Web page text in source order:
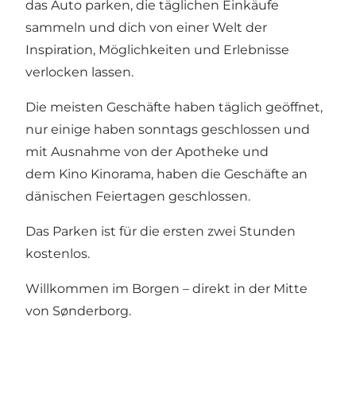
das Auto parken, die täglichen Einkäufe
sammeln und dich von einer Welt der
Inspiration, Möglichkeiten und Erlebnisse
verlocken lassen.
Die meisten Geschäfte haben täglich geöffnet,
nur einige haben sonntags geschlossen und
mit Ausnahme von der Apotheke und
dem Kino Kinorama, haben die Geschäfte an
dänischen Feiertagen geschlossen.
Das Parken ist für die ersten zwei Stunden
kostenlos.
Willkommen im Borgen – direkt in der Mitte
von Sønderborg.